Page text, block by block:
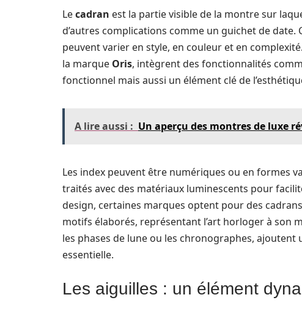
Lecadran est la partie visible de la montre sur
d’autres complications comme un guichet de date.
peuvent varier en style, en couleur et en
la marque Oris, intègrent des fonctionnalités
fonctionnel mais aussi un élément clé de
A lire aussi : Un aperçu des montres de luxe
Les index peuvent être numériques ou en formes
traités avec des matériaux luminescents pour
design, certaines marques optent pour des
motifs élaborés, représentant l’art horloger à son
les phases de lune ou les chronographes,
essentielle.
Les aiguilles : un élément